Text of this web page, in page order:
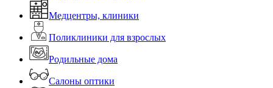
Медцентры, клиники
Поликлиники для взрослых
Родильные дома
Салоны оптики